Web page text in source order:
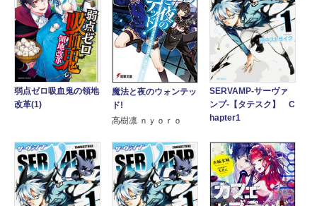
弱点ゼロ吸血鬼の領地
改革(1)
魔法と夜のウォンテッ
ド!
高樹凛 ｎｙｏｒｏ
SERVAMP-サーヴァ
ンプ-【タテスク】 C
hapter1